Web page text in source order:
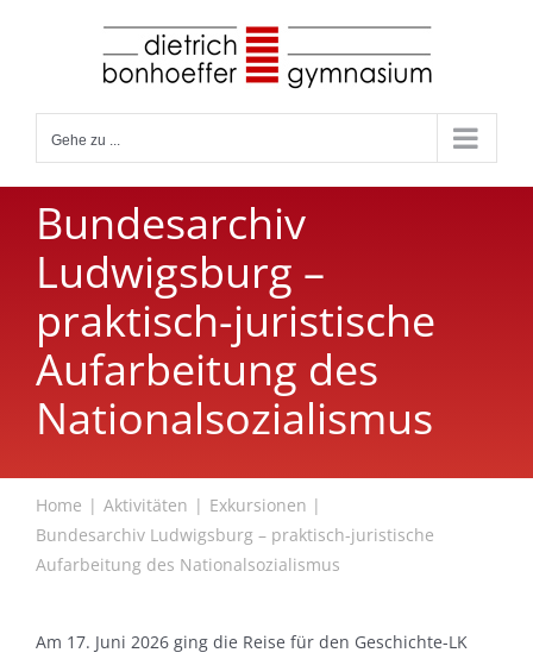
Gehe zu ...
Bundesarchiv
Ludwigsburg –
praktisch-juristische
Aufarbeitung des
Nationalsozialismus
Home Aktivitäten
Exkursionen
Bundesarchiv Ludwigsburg – praktisch-juristische
Aufarbeitung des Nationalsozialismus
Am 17. Juni 2026 ging die Reise für den Geschichte-LK